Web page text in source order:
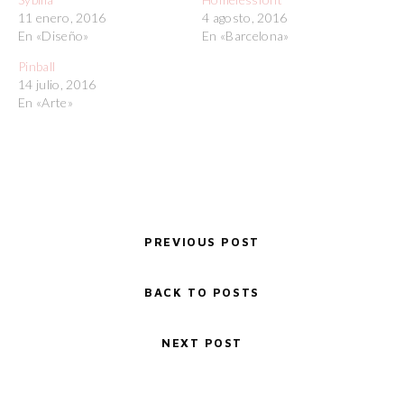
11 enero, 2016
En «Diseño»
4 agosto, 2016
En «Barcelona»
Pinball
14 julio, 2016
En «Arte»
PREVIOUS POST
BACK TO POSTS
NEXT POST